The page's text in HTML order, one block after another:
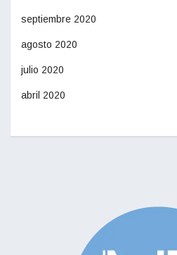
septiembre 2020
agosto 2020
julio 2020
abril 2020